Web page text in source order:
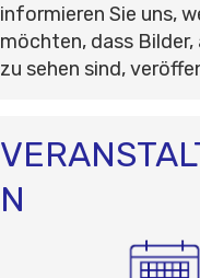
informieren Sie uns,
möchten, dass Bilder,
zu sehen sind,
N